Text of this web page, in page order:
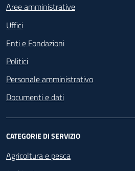
Aree amministrative
Uffici
Enti e Fondazioni
Politici
Personale amministrativo
Documenti e dati
CATEGORIE DI SERVIZIO
Agricoltura e pesca